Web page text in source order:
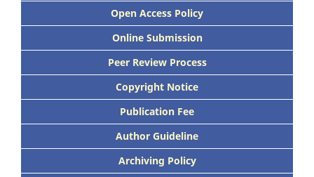
Open Access Policy
Online Submission
Peer Review Process
Copyright Notice
Publication Fee
Author Guideline
Archiving Policy